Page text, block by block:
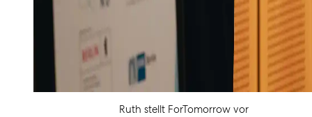
Ruth stellt ForTomorrow vor